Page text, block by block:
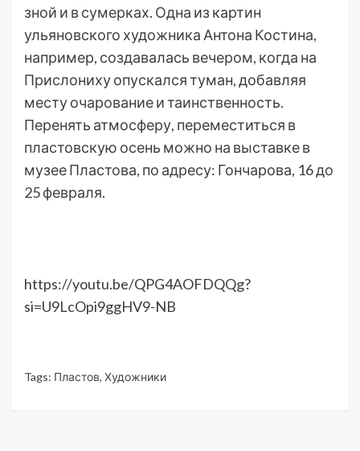
зной и в сумерках. Одна из картин
ульяновского художника Антона Костина,
например, создавалась вечером, когда на
Прислониху опускался туман, добавляя
месту очарование и таинственность.
Перенять атмосферу, переместиться в
пластовскую осень можно на выставке в
музее Пластова, по адресу: Гончарова, 16 до
25 февраля.
https://youtu.be/QPG4AOFDQQg?
si=U9LcOpi9ggHV9-NB
Tags: Пластов, Художники